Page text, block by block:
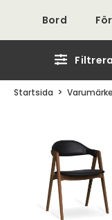
Bord
Filtrera
Startsida